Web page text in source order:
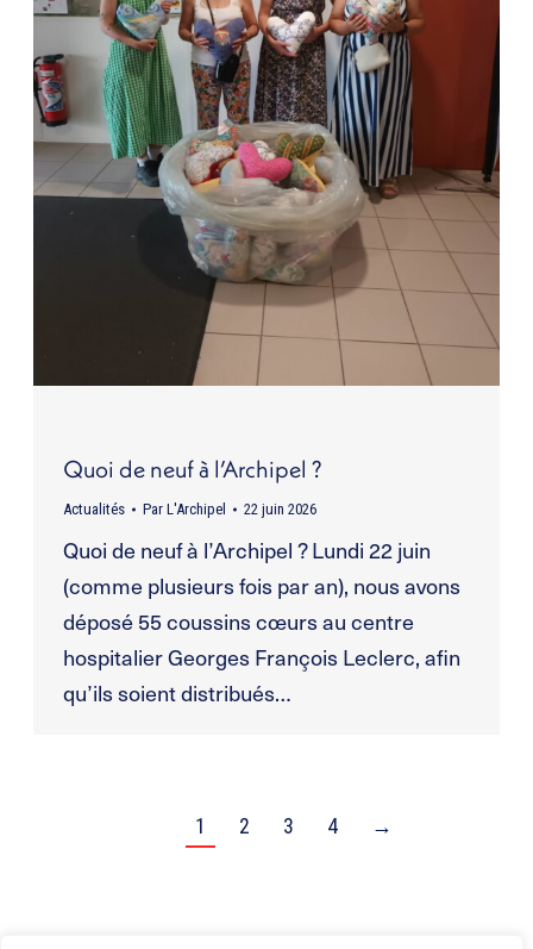
Quoi de neuf à l’Archipel ?
Actualités Par L'Archipel 22 juin 2026
Quoi de neuf à l’Archipel ? Lundi 22 juin
(comme plusieurs fois par an), nous avons
déposé 55 coussins cœurs au centre
hospitalier Georges François Leclerc, afin
qu’ils soient distribués…
1 2 3 4 →